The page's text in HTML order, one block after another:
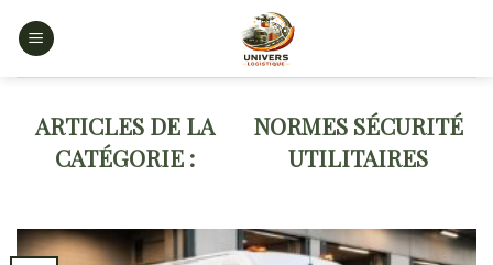
NORMES SÉCURITÉ
UTILITAIRES